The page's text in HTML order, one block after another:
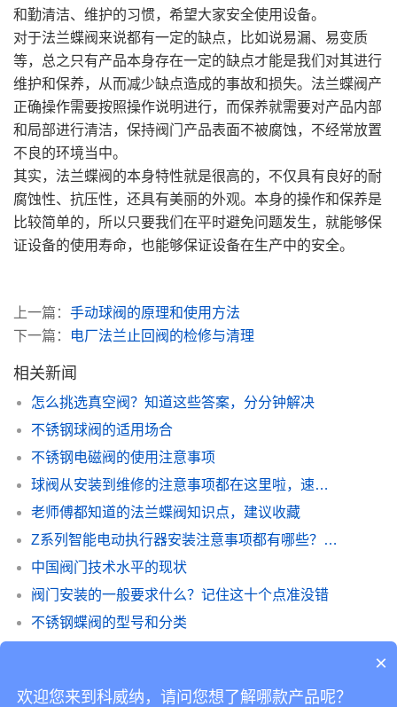
和勤清洁、维护的习惯，希望大家安全使用设备。
对于法兰蝶阀来说都有一定的缺点，比如说易漏、易变质
等，总之只有产品本身存在一定的缺点才能是我们对其进行
维护和保养，从而减少缺点造成的事故和损失。法兰蝶阀产
正确操作需要按照操作说明进行，而保养就需要对产品内部
和局部进行清洁，保持阀门产品表面不被腐蚀，不经常放置
不良的环境当中。
其实，法兰蝶阀的本身特性就是很高的，不仅具有良好的耐
腐蚀性、抗压性，还具有美丽的外观。本身的操作和保养是
比较简单的，所以只要我们在平时避免问题发生，就能够保
证设备的使用寿命，也能够保证设备在生产中的安全。
上一篇： 手动球阀的原理和使用方法
下一篇：
电厂法兰止回阀的检修与清理
相关新闻
怎么挑选真空阀？知道这些答案，分分钟解决
不锈钢球阀的适用场合
不锈钢电磁阀的使用注意事项
球阀从安装到维修的注意事项都在这里啦，速速领取
老师傅都知道的法兰蝶阀知识点，建议收藏
Z系列智能电动执行器安装注意事项都有哪些？学到就是赚到
中国阀门技术水平的现状
阀门安装的一般要求什么？记住这十个点准没错
不锈钢蝶阀的型号和分类
×
欢迎您来到科威纳，请问您想了解哪款产品呢？